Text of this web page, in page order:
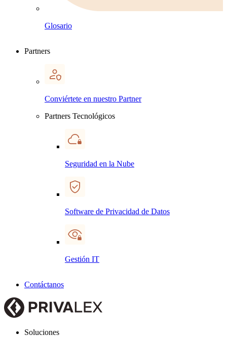
Glosario
Partners
Conviértete en nuestro Partner
Partners Tecnológicos
Seguridad en la Nube
Software de Privacidad de Datos
Gestión IT
Contáctanos
Soluciones